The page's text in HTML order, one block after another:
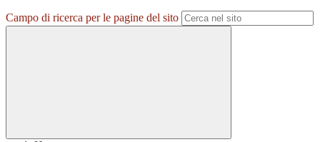
Campo di ricerca per le pagine del sito